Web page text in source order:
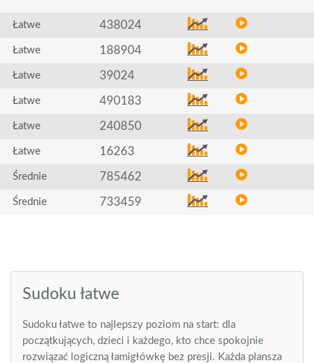
Łatwe 438024
Łatwe 188904
Łatwe 39024
Łatwe 490183
Łatwe 240850
Łatwe 16263
Średnie 785462
Średnie 733459
Sudoku łatwe
Sudoku łatwe to najlepszy poziom na start: dla
początkujących, dzieci i każdego, kto chce spokojnie
rozwiązać logiczną łamigłówkę bez presji. Każda plansza